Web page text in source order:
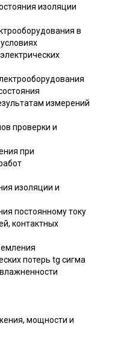
изоляции
в
измерений
проверки и
при
изоляции и
постоянному току
контактных
потерь tg сигма
мощности и